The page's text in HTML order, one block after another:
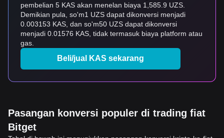
pembelian 5 KAS akan menelan biaya 1,585.9 UZS.
Demikian pula, so'm1 UZS dapat dikonversi menjadi
0.003153 KAS, dan so'm50 UZS dapat dikonversi
menjadi 0.01576 KAS, tidak termasuk biaya platform atau
gas.
Beli/jual KAS sekarang
Pasangan konversi populer di trading fiat
Bitget